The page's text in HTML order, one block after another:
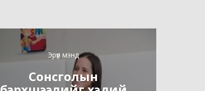
Эрүүл мэнд
Сонсголын